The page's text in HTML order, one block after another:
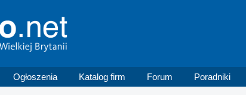
Ogłoszenia Katalog firm Forum Poradniki